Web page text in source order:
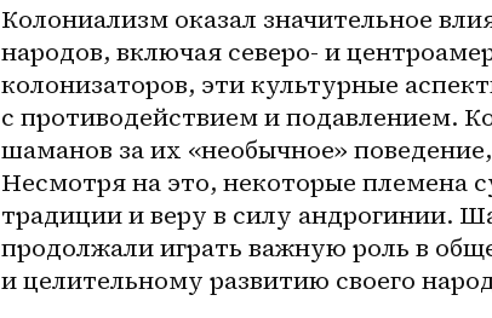
Колониализм оказал значительное
народов, включая северо- и
колонизаторов, эти культурные
с противодействием и подавлением.
шаманов за их «необычное»
Несмотря на это, некоторые племена
традиции и веру в силу андрогинии.
продолжали играть важную роль в
и целительному развитию своего